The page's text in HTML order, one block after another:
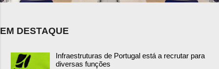
EM DESTAQUE
Infraestruturas de Portugal está a recrutar para
diversas funções